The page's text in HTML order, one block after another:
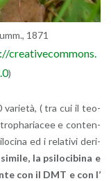
1871
​cre​ativ​ecom​mons.​
)
va­rie­tà, ( tra cui il teo­
e con­ten­
ed i re­la­ti­vi de­ri­
la psi­lo­ci­bi­na e
con il DMT e con l’